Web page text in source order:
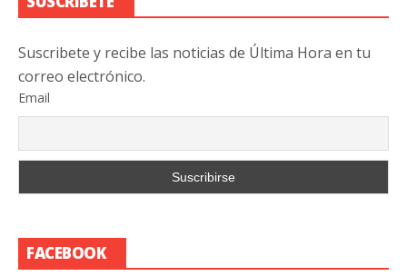
Suscribete y recibe las noticias de Última Hora en tu
correo electrónico.
Email
FACEBOOK